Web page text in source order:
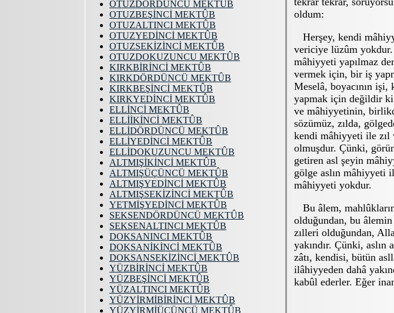
OTUZDÖRDÜNCÜ MEKTÛB
OTUZBEŞİNCİ MEKTÛB
OTUZALTINCI MEKTÛB
OTUZYEDİNCİ MEKTÛB
OTUZSEKİZİNCİ MEKTÛB
OTUZDOKUZUNCU MEKTÛB
KIRKBİRİNCİ MEKTÛB
KIRKDÖRDÜNCÜ MEKTÛB
KIRKBEŞİNCİ MEKTÛB
KIRKYEDİNCİ MEKTÛB
ELLİNCİ MEKTÛB
ELLİİKİNCİ MEKTÛB
ELLİDÖRDÜNCÜ MEKTÛB
ELLİYEDİNCİ MEKTÛB
ELLİDOKUZUNCU MEKTÛB
ALTMIŞİKİNCİ MEKTÛB
ALTMIŞÜÇÜNCÜ MEKTÛB
ALTMIŞYEDİNCİ MEKTÛB
ALTMIŞSEKİZİNCİ MEKTÛB
YETMİŞYEDİNCİ MEKTÛB
SEKSENDÖRDÜNCÜ MEKTÛB
SEKSENALTINCI MEKTÛB
DOKSANINCI MEKTÛB
DOKSANİKİNCİ MEKTÛB
DOKSANSEKİZİNCİ MEKTÛB
YÜZBİRİNCİ MEKTÛB
YÜZBEŞİNCİ MEKTÛB
YÜZALTINCI MEKTÛB
YÜZYİRMİBİRİNCİ MEKTÛB
YÜZYİRMİÜÇÜNCÜ MEKTÛB